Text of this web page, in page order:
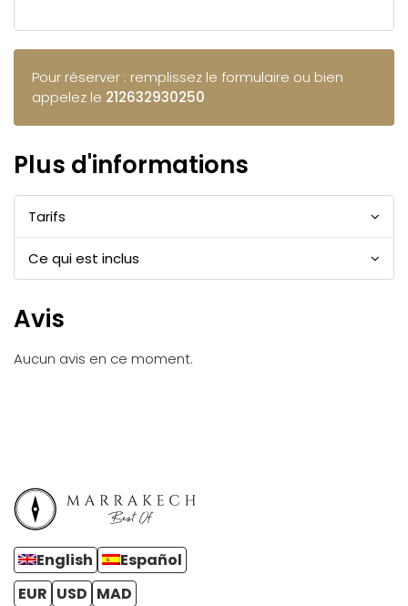
Pour réserver : remplissez le formulaire ou bien
appelez le 212632930250
Plus d'informations
Tarifs
Ce qui est inclus
Avis
Aucun avis en ce moment.
English
Español
EUR USD MAD